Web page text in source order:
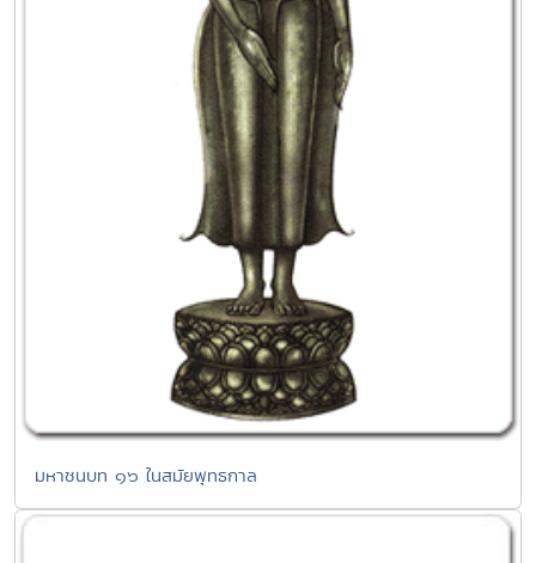
มหาชนบท ๑๖ ในสมัยพุทธกาล